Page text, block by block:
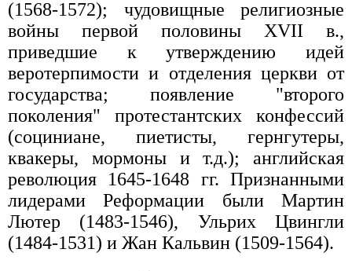
(1568-1572); чудовищные религиозные
войны первой половины XVII в.,
приведшие к утверждению идей
веротерпимости и отделения церкви от
государства; появление "второго
поколения" протестантских конфессий
(социнианe, пиетисты, гернгутеры,
квакеры, мормоны и т.д.); английская
революция 1645-1648 гг. Признанными
лидерами Реформации были Мартин
Лютер (1483-1546), Ульрих Цвингли
(1484-1531) и Жан Кальвин (1509-1564).